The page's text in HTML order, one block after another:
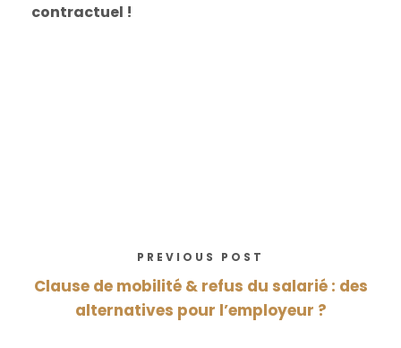
contractuel !
PREVIOUS POST
Clause de mobilité & refus du salarié : des
alternatives pour l’employeur ?